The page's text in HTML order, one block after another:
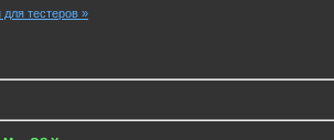
тестеров »